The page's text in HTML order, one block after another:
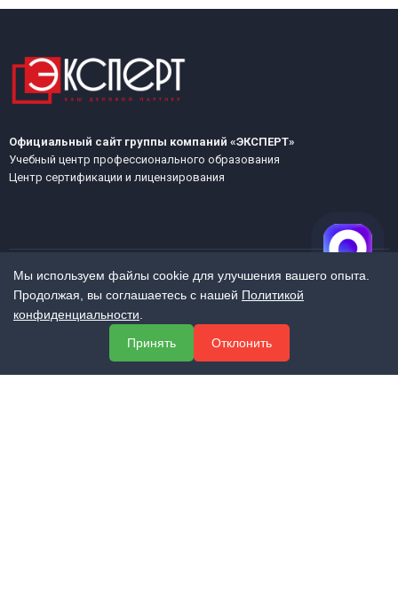
Официальный сайт группы компаний «ЭКСПЕРТ»
Учебный центр профессионального образования
Центр сертификации и лицензирования
МЕНЮ
Мы используем файлы cookie для улучшения вашего опыта.
Продолжая, вы соглашаетесь с нашей Политикой
конфиденциальности
Принять
Отклонить